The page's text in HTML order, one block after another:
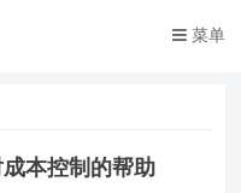
菜单
本控制的帮助